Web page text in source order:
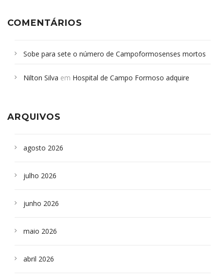
COMENTÁRIOS
Sobe para sete o número de Campoformosenses mortos
Campoformosenses que morreram em desabamentos são
Nilton Silva em Hospital de Campo Formoso adquire
ARQUIVOS
agosto 2026
julho 2026
junho 2026
maio 2026
abril 2026